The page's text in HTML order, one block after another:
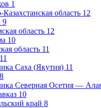
1
Казахстанская область 12
9
область 12
10
область 11
11
Саха (Якутия) 11
8
Северная Осетия —
10
край 8